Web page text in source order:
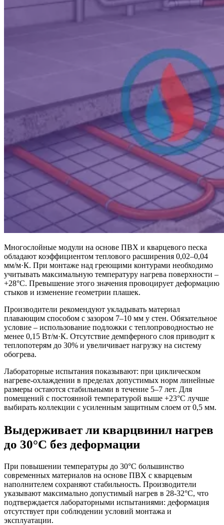
Многослойные модули на основе ПВХ и кварцевого песка
обладают коэффициентом теплового расширения 0,02–0,04
мм/м·К. При монтаже над греющими контурами необходимо
учитывать максимальную температуру нагрева поверхности –
+28°C. Превышение этого значения провоцирует деформацию
стыков и изменение геометрии плашек.
Производители рекомендуют укладывать материал
плавающим способом с зазором 7–10 мм у стен. Обязательное
условие – использование подложки с теплопроводностью не
менее 0,15 Вт/м·К. Отсутствие демпферного слоя приводит к
теплопотерям до 30% и увеличивает нагрузку на систему
обогрева.
Лабораторные испытания показывают: при циклическом
нагреве-охлаждении в пределах допустимых норм линейные
размеры остаются стабильными в течение 5–7 лет. Для
помещений с постоянной температурой выше +23°C лучше
выбирать коллекции с усиленным защитным слоем от 0,5 мм.
Выдерживает ли кварцвинил нагрев
до 30°C без деформации
При повышении температуры до 30°C большинство
современных материалов на основе ПВХ с кварцевым
наполнителем сохраняют стабильность. Производители
указывают максимально допустимый нагрев в 28-32°C, что
подтверждается лабораторными испытаниями: деформация
отсутствует при соблюдении условий монтажа и
эксплуатации.